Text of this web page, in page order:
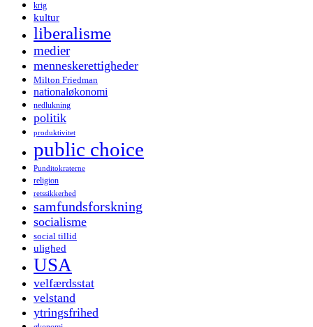
krig
kultur
liberalisme
medier
menneskerettigheder
Milton Friedman
nationaløkonomi
nedlukning
politik
produktivitet
public choice
Punditokraterne
religion
retssikkerhed
samfundsforskning
socialisme
social tillid
ulighed
USA
velfærdsstat
velstand
ytringsfrihed